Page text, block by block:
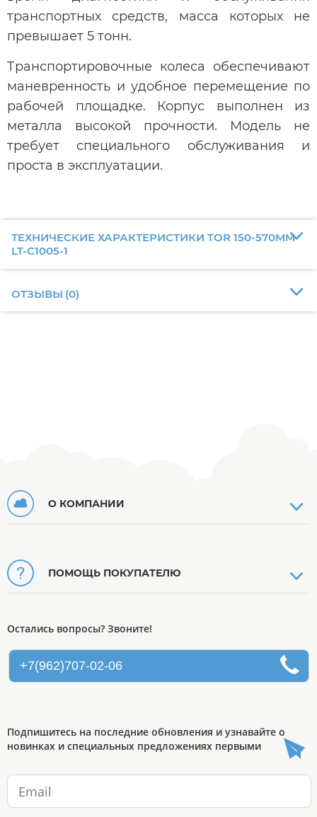
транспортных средств, масса которых не
превышает 5 тонн.
Транспортировочные колеса обеспечивают
маневренность и удобное перемещение по
рабочей площадке. Корпус выполнен из
металла высокой прочности. Модель не
требует специального обслуживания и
проста в эксплуатации.
ТЕХНИЧЕСКИЕ ХАРАКТЕРИСТИКИ TOR 150-570MM
LT-C1005-1
ОТЗЫВЫ (0)
О КОМПАНИИ
ПОМОЩЬ ПОКУПАТЕЛЮ
Остались вопросы? Звоните!
+7(962)707-02-06
Подпишитесь на последние обновления и узнавайте о
новинках и специальных предложениях первыми